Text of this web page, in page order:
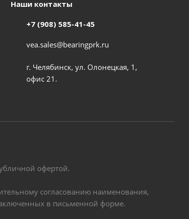
Наши контакты
+7 (908) 585-41-45
vea.sales@bearingprk.ru
г. Челябинск, ул. Олонецкая, 1,
офис 21.
офертой.
согласованию наименования,
в письменной форме.